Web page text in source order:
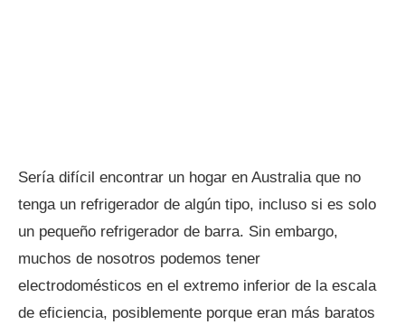
Sería difícil encontrar un hogar en Australia que no
tenga un refrigerador de algún tipo, incluso si es solo
un pequeño refrigerador de barra. Sin embargo,
muchos de nosotros podemos tener
electrodomésticos en el extremo inferior de la escala
de eficiencia, posiblemente porque eran más baratos